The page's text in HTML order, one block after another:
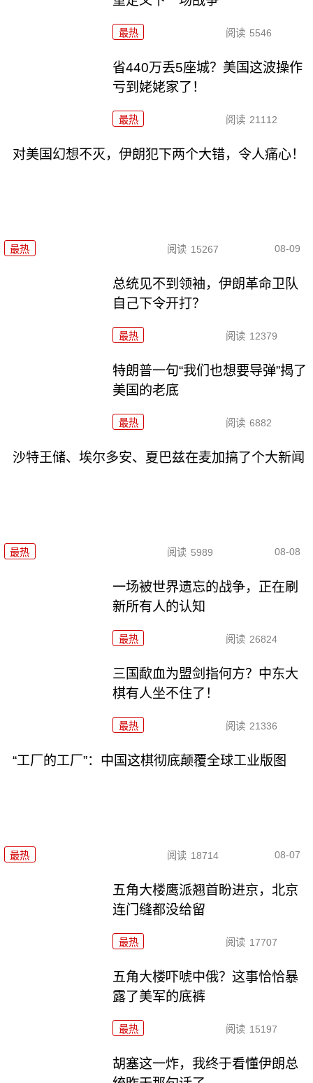
最热 阅读 5546
省440万丢5座城？美国这波操作
亏到姥姥家了！
最热 阅读 21112
对美国幻想不灭，伊朗犯下两个大错，令人痛心！
最热 阅读 15267 08-09
总统见不到领袖，伊朗革命卫队
自己下令开打？
最热 阅读 12379
特朗普一句“我们也想要导弹”揭了
美国的老底
最热 阅读 6882
沙特王储、埃尔多安、夏巴兹在麦加搞了个大新闻
最热 阅读 5989 08-08
一场被世界遗忘的战争，正在刷
新所有人的认知
最热 阅读 26824
三国歃血为盟剑指何方？中东大
棋有人坐不住了！
最热 阅读 21336
“工厂的工厂”：中国这棋彻底颠覆全球工业版图
最热 阅读 18714 08-07
五角大楼鹰派翘首盼进京，北京
连门缝都没给留
最热 阅读 17707
五角大楼吓唬中俄？这事恰恰暴
露了美军的底裤
最热 阅读 15197
胡塞这一炸，我终于看懂伊朗总